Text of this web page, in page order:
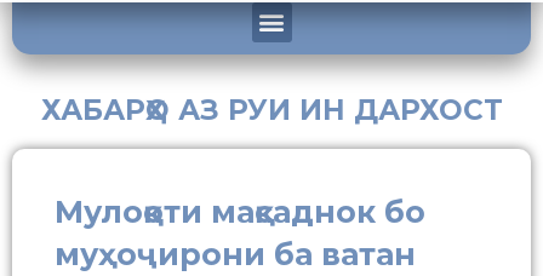
ХАБАРҲО АЗ РУИ ИН ДАРХОСТ
Мулоқоти мақсаднок бо
муҳоҷирони ба ватан